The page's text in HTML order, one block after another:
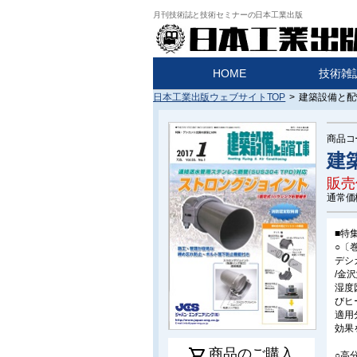
月刊技術誌と技術セミナーの日本工業出版
HOME 技術雑
日本工業出版ウェブサイトTOP > 建築設備と
商品
建
販
通常価
■特
○〔
デシ
/金
湿度
びヒ
適用
効果